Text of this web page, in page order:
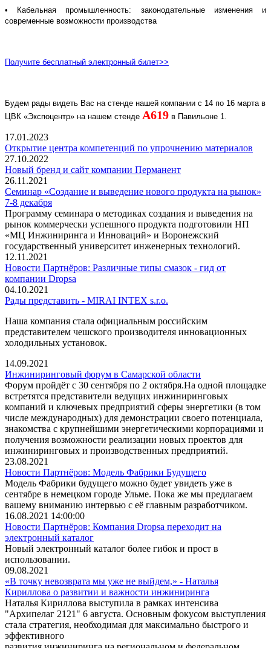
• Кабельная промышленность: законодательные изменения и
современные возможности производства
Получите бесплатный электронный билет>>
Будем рады видеть Вас на стенде нашей компании с 14 по 16 марта в
ЦВК «Экспоцентр» на нашем стенде A619 в Павильоне 1.
17.01.2023
Открытие центра компетенций по упрочнению материалов
27.10.2022
Новый бренд и сайт компании Перманент
26.11.2021
Семинар «Создание и выведение нового продукта на рынок»
7-8 декабря
Программу семинара о методиках создания и выведения на
рынок коммерчески успешного продукта подготовили НП
«МЦ Инжиниринга и Инноваций» и Воронежский
государственный университет инженерных технологий.
12.11.2021
Новости Партнёров: Различные типы смазок - гид от
компании Dropsa
04.10.2021
Рады представить - MIRAI INTEX s.r.o.
Наша компания стала официальным российским
представителем чешского производителя инновационных
холодильных установок.
14.09.2021
Инжиниринговый форум в Самарской области
Форум пройдёт с 30 сентября по 2 октября.На одной площадке
встретятся представители ведущих инжиниринговых
компаний и ключевых предприятий сферы энергетики (в том
числе международных) для демонстрации своего потенциала,
знакомства с крупнейшими энергетическими корпорациями и
получения возможности реализации новых проектов для
инжиниринговых и производственных предприятий.
23.08.2021
Новости Партнёров: Модель Фабрики Будущего
Модель Фабрики будущего можно будет увидеть уже в
сентябре в немецком городе Ульме. Пока же мы предлагаем
вашему вниманию интервью с её главным разработчиком.
16.08.2021 14:00:00
Новости Партнёров: Компания Dropsa переходит на
электронный каталог
Новый электронный каталог более гибок и прост в
использовании.
09.08.2021
«В точку невозврата мы уже не выйдем,» - Наталья
Кириллова о развитии и важности инжиниринга
Наталья Кириллова выступила в рамках интенсива
"Архипелаг 2121" 6 августа. Основным фокусом выступления
стала стратегия, необходимая для максимально быстрого и
эффективного